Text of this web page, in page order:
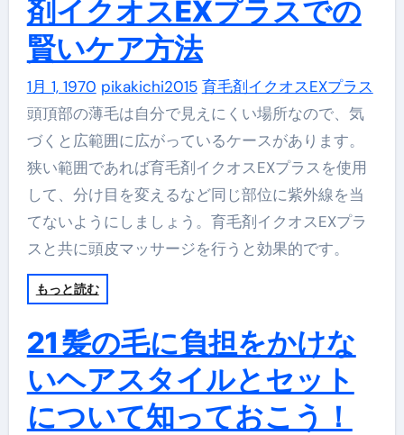
剤イクオスEXプラスでの
賢いケア方法
1月 1, 1970 pikakichi2015 育毛剤イクオスEXプラス
頭頂部の薄毛は自分で見えにくい場所なので、気
づくと広範囲に広がっているケースがあります。
狭い範囲であれば育毛剤イクオスEXプラスを使用
して、分け目を変えるなど同じ部位に紫外線を当
てないようにしましょう。育毛剤イクオスEXプラ
スと共に頭皮マッサージを行うと効果的です。
もっと読む
21 髪の毛に負担をかけな
いヘアスタイルとセット
について知っておこう！